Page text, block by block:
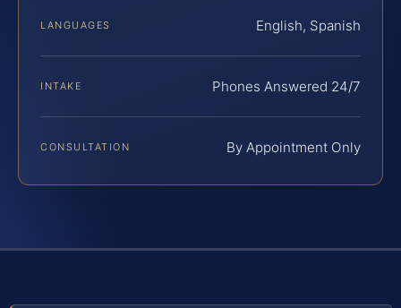
LANGUAGES English, Spanish
INTAKE Phones Answered 24/7
CONSULTATION By Appointment Only